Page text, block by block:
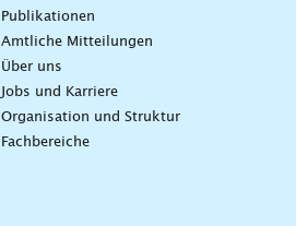
Publikationen
Amtliche Mitteilungen
Über uns
Jobs und Karriere
Organisation und Struktur
Fachbereiche